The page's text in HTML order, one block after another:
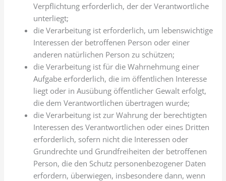
Verpflichtung erforderlich, der der Verantwortliche
unterliegt;
die Verarbeitung ist erforderlich, um lebenswichtige
Interessen der betroffenen Person oder einer
anderen natürlichen Person zu schützen;
die Verarbeitung ist für die Wahrnehmung einer
Aufgabe erforderlich, die im öffentlichen Interesse
liegt oder in Ausübung öffentlicher Gewalt erfolgt,
die dem Verantwortlichen übertragen wurde;
die Verarbeitung ist zur Wahrung der berechtigten
Interessen des Verantwortlichen oder eines Dritten
erforderlich, sofern nicht die Interessen oder
Grundrechte und Grundfreiheiten der betroffenen
Person, die den Schutz personenbezogener Daten
erfordern, überwiegen, insbesondere dann, wenn